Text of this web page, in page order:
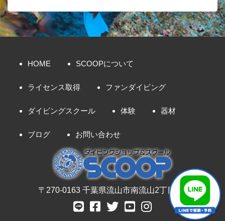
HOME SCOOPについて
ライセンス取得 ファンダイビング
ダイビングスクール 体験 器材
ブログ お問い合わせ
〒270-0163 千葉県流山市南流山2丁目8-7